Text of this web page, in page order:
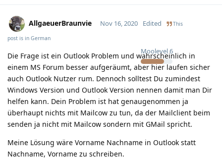
AllgaeuerBraunvie
Moolevel6
Nov 16, 2020 Edited This
post is in German
Die Frage ist ein Outlook Problem und wahrscheinlich in
einem MS Forum besser aufgeräumt, aber hier laufen sicher
auch Outlook Nutzer rum. Dennoch solltest Du zumindest
Windows Version und Outlook Version nennen damit man Dir
helfen kann. Dein Problem ist hat genaugenommen ja
überhaupt nichts mit Mailcow zu tun, da der Mailclient beim
senden ja nicht mit Mailcow sondern mit GMail spricht.
Meine Lösung wäre Vorname Nachname in Outlook statt
Nachname, Vorname zu schreiben.